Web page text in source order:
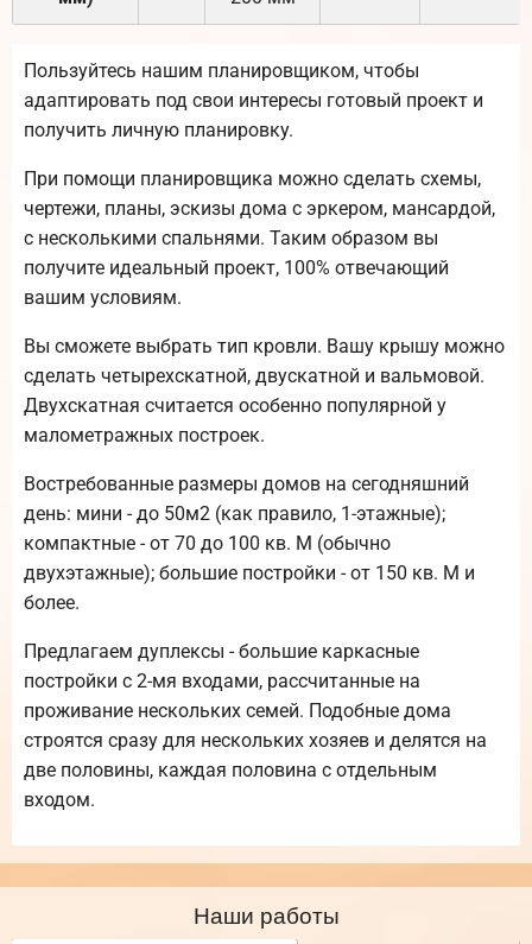
Пользуйтесь нашим планировщиком, чтобы
адаптировать под свои интересы готовый проект и
получить личную планировку.
При помощи планировщика можно сделать схемы,
чертежи, планы, эскизы дома с эркером, мансардой,
с несколькими спальнями. Таким образом вы
получите идеальный проект, 100% отвечающий
вашим условиям.
Вы сможете выбрать тип кровли. Вашу крышу можно
сделать четырехскатной, двускатной и вальмовой.
Двухскатная считается особенно популярной у
малометражных построек.
Востребованные размеры домов на сегодняшний
день: мини - до 50м2 (как правило, 1-этажные);
компактные - от 70 до 100 кв. М (обычно
двухэтажные); большие постройки - от 150 кв. М и
более.
Предлагаем дуплексы - большие каркасные
постройки с 2-мя входами, рассчитанные на
проживание нескольких семей. Подобные дома
строятся сразу для нескольких хозяев и делятся на
две половины, каждая половина с отдельным
входом.
Наши работы